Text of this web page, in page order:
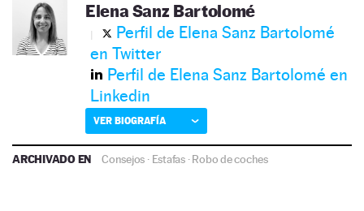
Elena Sanz Bartolomé
Perfil de Elena Sanz Bartolomé
en Twitter
Perfil de Elena Sanz Bartolomé en
Linkedin
VER BIOGRAFÍA
ARCHIVADO EN Consejos · Estafas·Robo de coches